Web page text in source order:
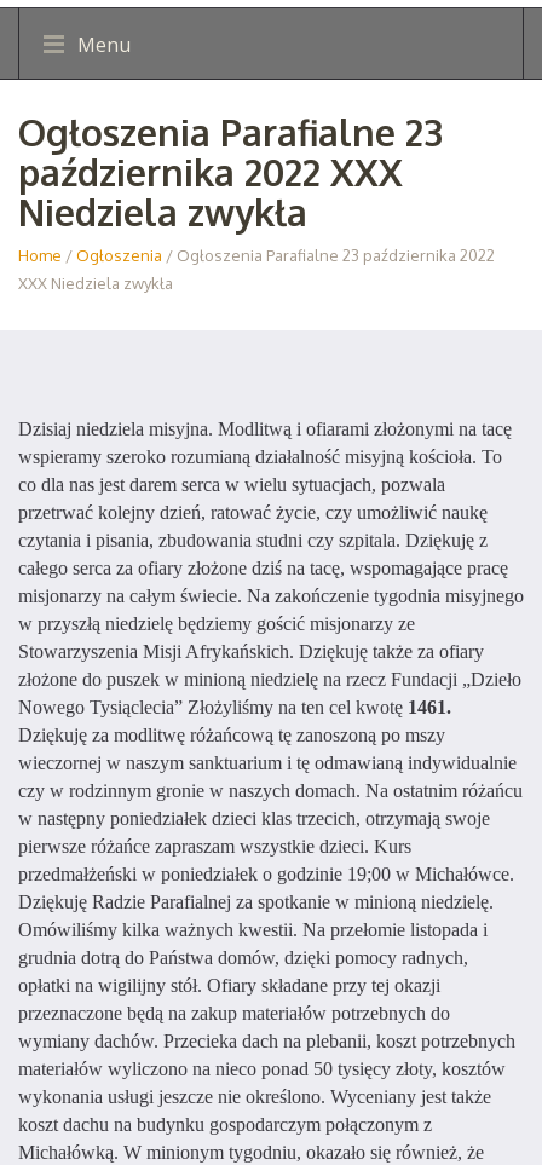
Menu
Ogłoszenia Parafialne 23
października 2022 XXX
Niedziela zwykła
Home /Ogłoszenia / Ogłoszenia Parafialne 23 października 2022
XXX Niedziela zwykła
Dzisiaj niedziela misyjna. Modlitwą i ofiarami złożonymi na tacę
wspieramy szeroko rozumianą działalność misyjną kościoła. To
co dla nas jest darem serca w wielu sytuacjach, pozwala
przetrwać kolejny dzień, ratować życie, czy umożliwić naukę
czytania i pisania, zbudowania studni czy szpitala. Dziękuję z
całego serca za ofiary złożone dziś na tacę, wspomagające pracę
misjonarzy na całym świecie. Na zakończenie tygodnia misyjnego
w przyszłą niedzielę będziemy gościć misjonarzy ze
Stowarzyszenia Misji Afrykańskich. Dziękuję także za ofiary
złożone do puszek w minioną niedzielę na rzecz Fundacji „Dzieło
Nowego Tysiąclecia” Złożyliśmy na ten cel kwotę 1461.
Dziękuję za modlitwę różańcową tę zanoszoną po mszy
wieczornej w naszym sanktuarium i tę odmawianą indywidualnie
czy w rodzinnym gronie w naszych domach. Na ostatnim różańcu
w następny poniedziałek dzieci klas trzecich, otrzymają swoje
pierwsze różańce zapraszam wszystkie dzieci. Kurs
przedmałżeński w poniedziałek o godzinie 19;00 w Michałówce.
Dziękuję Radzie Parafialnej za spotkanie w minioną niedzielę.
Omówiliśmy kilka ważnych kwestii. Na przełomie listopada i
grudnia dotrą do Państwa domów, dzięki pomocy radnych,
opłatki na wigilijny stół. Ofiary składane przy tej okazji
przeznaczone będą na zakup materiałów potrzebnych do
wymiany dachów. Przecieka dach na plebanii, koszt potrzebnych
materiałów wyliczono na nieco ponad 50 tysięcy złoty, kosztów
wykonania usługi jeszcze nie określono. Wyceniany jest także
koszt dachu na budynku gospodarczym połączonym z
Michałówką. W minionym tygodniu, okazało się również, że